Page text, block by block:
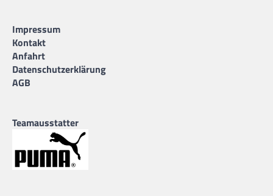
Impressum
Kontakt
Anfahrt
Datenschutzerklärung
AGB
Teamausstatter